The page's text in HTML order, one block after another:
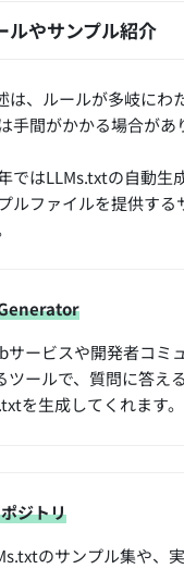
ルやサンプル紹介
は、ルールが多岐にわ
手間がかかる場合があ
ではLLMs.txtの自動生
ルファイルを提供する
サービスや開発者コミ
ツールで、質問に答え
を生成してくれます。
ジトリ
のサンプル集や、